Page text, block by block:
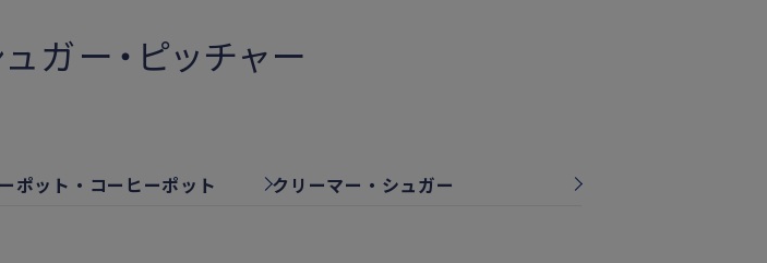
ガー・ピッチャー
ポット・コーヒーポット
クリーマー・シュガー